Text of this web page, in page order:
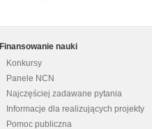
Finansowanie nauki
Konkursy
Panele NCN
Najczęściej zadawane pytania
Informacje dla realizujących projekty
Pomoc publiczna